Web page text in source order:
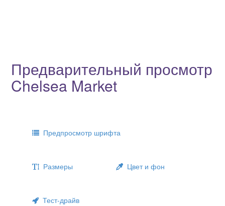
Предварительный просмотр
Chelsea Market
Предпросмотр шрифта
Размеры Цвет и фон
Тест-драйв